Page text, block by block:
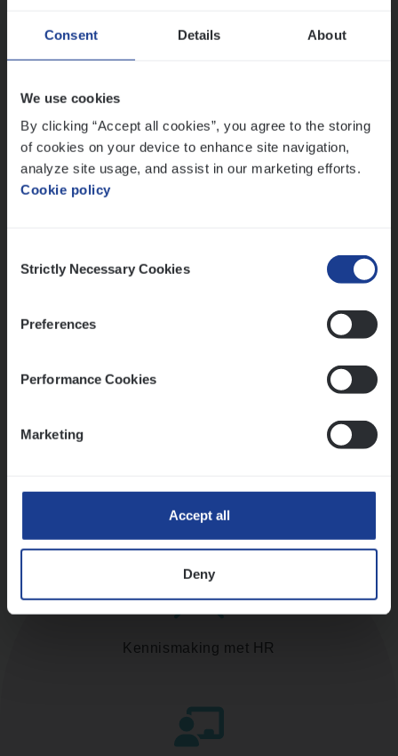
Consent Details About
We use cookies
By clicking “Accept all cookies”, you agree to the storing
of cookies on your device to enhance site navigation,
analyze site usage, and assist in our marketing efforts.
Cookie policy
Selection
Strictly Necessary Cookies
Preferences
Performance Cookies
Marketing
Accept all
Deny
Dos­sier­be­heer­der ver­ze­ke­rin­gen — Soci­al
Pro­fit en Public
Insurance Operations
Antwerpen
versterken
Thalia zoekt graag oplossingen, in games én op het
Ons sollicitatieproces
Kennismaking met HR